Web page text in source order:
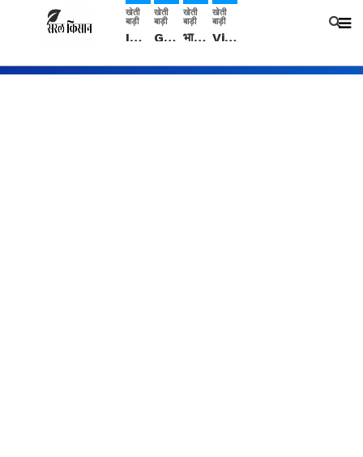
खेती
बाड़ी
IMD: राजस्थान में प्री-मानसून की सामान्य से 74% अधिक बारिश, दस्तक में देरी और मानसून कमजोर रहेगा
खेती
बाड़ी
Guar Ka Rate: ग्वार के भाव में हल्की बढ़ोतरी, बढ़ सकता है बुवाई का रकबा
खेती
बाड़ी
भारत में 29 मई से शुरु होगी प्री-मानसून बारिश, ECMWF विदेशी मौसम एजेंसी का पूर्वानुमान
खेती
बाड़ी
Video: सिरसा जिले के कई गांवों में बारिश और बूंदाबांदी, कॉटन की फसल को होगा फायदा